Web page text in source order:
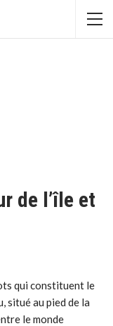
de l’île et
qui constituent le
situé au pied de la
le monde